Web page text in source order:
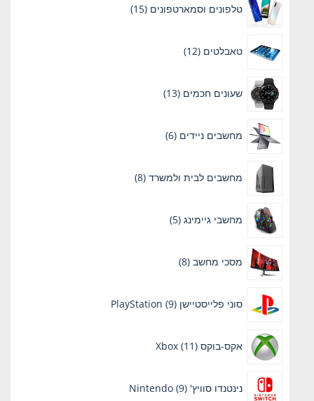
טלפונים וסמארטפונים 15מוצרים
טאבלטים 12מוצרים
שעונים חכמים 13מוצרים
מחשבים ניידים 6מוצרים
מחשבים לבית ולמשרד 8מוצרים
מחשבי גיימינג 5מוצרים
מסכי מחשב 8מוצרים
סוני פלייסטיישן PlayStation 9
מוצרים
אקס-בוקס Xbox 11
מוצרים
נינטנדו סוויץ' Nintendo 9
מוצרים